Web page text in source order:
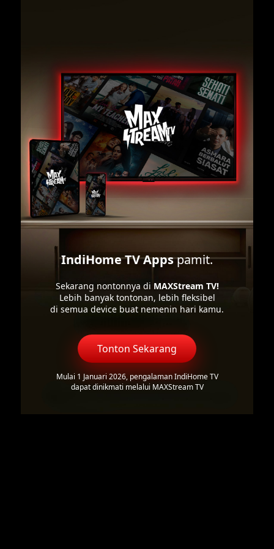
IndiHome TV Appspamit.
Sekarang nontonnya di MAXStream TV!
Lebih banyak tontonan, lebih fleksibel
di semua device buat nemenin hari kamu.
Tonton Sekarang
Mulai 1 Januari 2026, pengalaman IndiHome TV
dapat dinikmati melalui MAXStream TV